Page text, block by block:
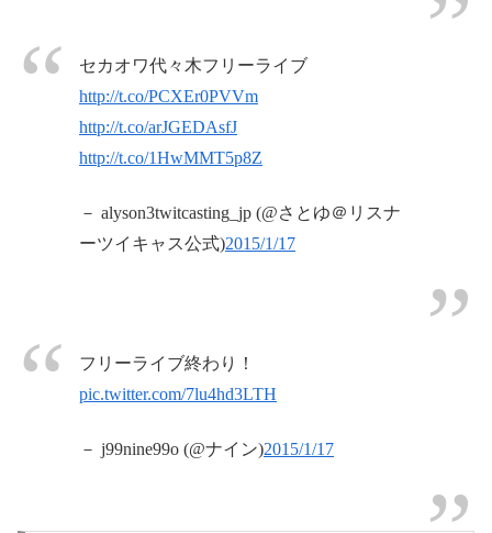
セカオワ代々木フリーライブ
http://t.co/PCXEr0PVVm
http://t.co/arJGEDAsfJ
http://t.co/1HwMMT5p8Z
－ alyson3twitcasting_jp (@さとゆ＠リスナ
ーツイキャス公式)2015/1/17
フリーライブ終わり！
pic.twitter.com/7lu4hd3LTH
－ j99nine99o (@ナイン)2015/1/17